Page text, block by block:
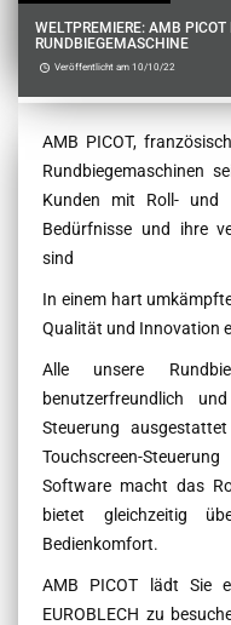
WELTPREMIERE: AMB
RUNDBIEGEMASCHINE
Veröffentlicht am 10/10/22
Contenu
AMB PICOT,
Rundbiegemaschinen
Kunden mit Roll- und
Bedürfnisse und ihre
sind
In einem hart
Qualität und Innovation
Alle unsere
benutzerfreundlich
Steuerung
Touchscreen-
Software macht das
bietet gleichzeitig
Bedienkomfort.
AMB PICOT lädt Sie
EUROBLECH zu